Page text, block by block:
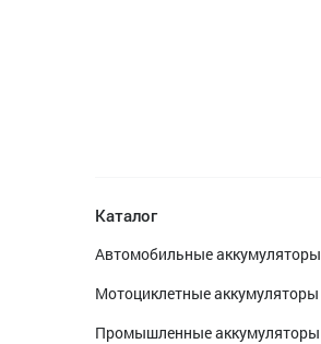
Каталог
Автомобильные аккумуляторы
Мотоциклетные аккумуляторы
Промышленные аккумуляторы